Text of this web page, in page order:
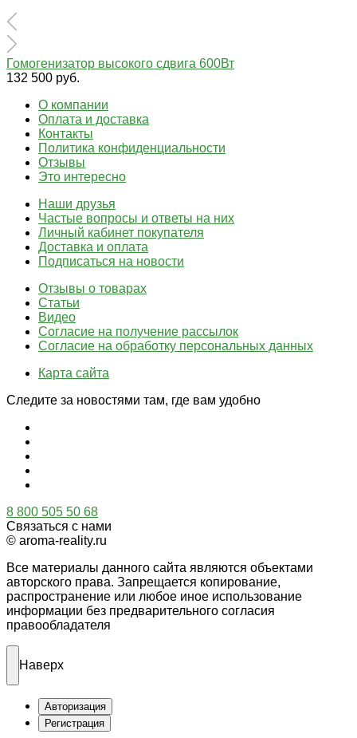
Гомогенизатор высокого сдвига 600Вт
132 500 руб.
О компании
Оплата и доставка
Контакты
Политика конфиденциальности
Отзывы
Это интересно
Наши друзья
Частые вопросы и ответы на них
Личный кабинет покупателя
Доставка и оплата
Подписаться на новости
Отзывы о товарах
Статьи
Видео
Согласие на получение рассылок
Согласие на обработку персональных данных
Карта сайта
Следите за новостями там, где вам удобно
8 800 505 50 68
Связаться с нами
© aroma-reality.ru
Все материалы данного сайта являются объектами
авторского права. Запрещается копирование,
распространение или любое иное использование
информации без предварительного согласия
правообладателя
Наверх
Авторизация
Регистрация